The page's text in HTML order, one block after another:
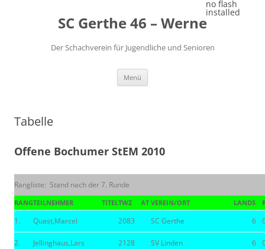
SC Gerthe 46 – Werne
Der Schachverein für Jugendliche und Senioren
Menü
Tabelle
Offene Bochumer StEM 2010
Rangliste: Stand nach der 7. Runde
RANGTEILNEHMER TITELTWZ AT VEREIN/ORT LANDS
1. Quast,Marcel 2083 SC Gerthe 6
2. Jellinghaus,Lars 2128 SV Linden 6
no flash
installed